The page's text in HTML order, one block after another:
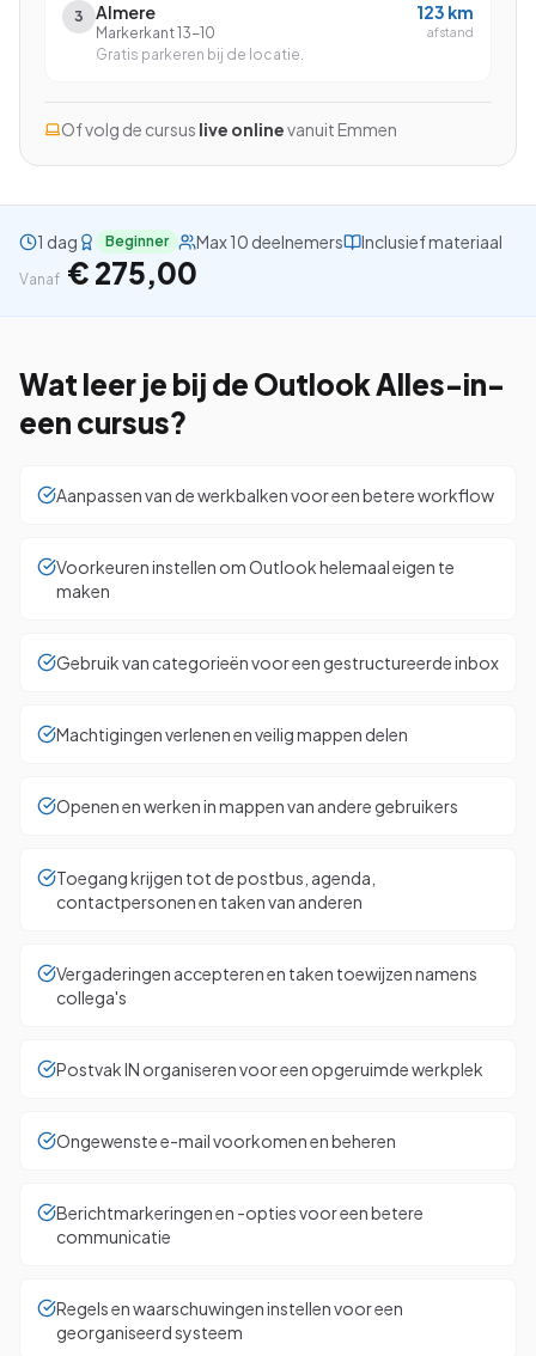
Gratis studiegids downloaden
4.8/5 15.000+ deelnemers
3 Almere
Markerkant 13-10
Gratis parkeren bij de locatie.
123 km
afstand
Of volg de cursus live onlinevanuit Emmen
1 dag Beginner Max 10 deelnemers Inclusief materiaal
Vanaf € 275,00
Wat leer je bij de Outlook Alles-in-
een cursus?
Aanpassen van de werkbalken voor een betere workflow
Voorkeuren instellen om Outlook helemaal eigen te
maken
Gebruik van categorieën voor een gestructureerde inbox
Machtigingen verlenen en veilig mappen delen
Openen en werken in mappen van andere gebruikers
Toegang krijgen tot de postbus, agenda,
contactpersonen en taken van anderen
Vergaderingen accepteren en taken toewijzen namens
collega's
Postvak IN organiseren voor een opgeruimde werkplek
Ongewenste e-mail voorkomen en beheren
Berichtmarkeringen en -opties voor een betere
communicatie
Regels en waarschuwingen instellen voor een
georganiseerd systeem